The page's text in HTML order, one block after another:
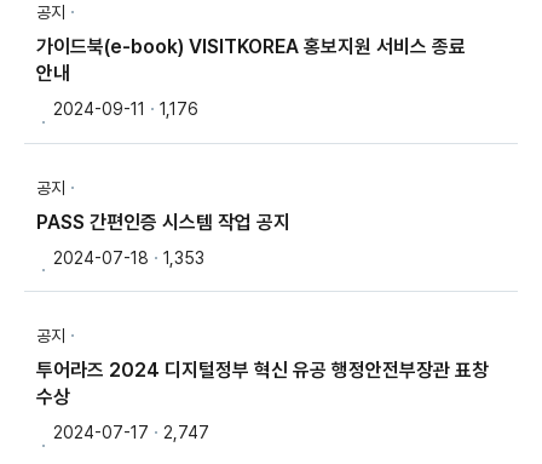
공지
가이드북(e-book) VISITKOREA 홍보지원 서비스 종료
안내
2024-09-11 1,176
공지
PASS 간편인증 시스템 작업 공지
2024-07-18 1,353
공지
투어라즈 2024 디지털정부 혁신 유공 행정안전부장관 표창
수상
2024-07-17 2,747